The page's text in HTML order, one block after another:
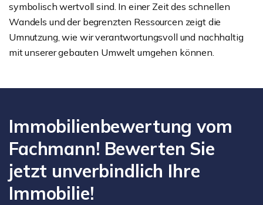
symbolisch wertvoll sind. In einer Zeit des schnellen
Wandels und der begrenzten Ressourcen zeigt die
Umnutzung, wie wir verantwortungsvoll und nachhaltig
mit unserer gebauten Umwelt umgehen können.
Immobilienbewertung vom
Fachmann! Bewerten Sie
jetzt unverbindlich Ihre
Immobilie!